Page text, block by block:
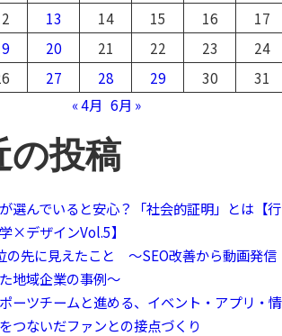
13 14 15 16
17
20 21 22 23
24
27 28 29 30
31
« 4月 6月 »
の投稿
選んでいると安心？「社会的証明」とは【行
×デザインVol.5】
の先に見えたこと 〜SEO改善から動画発信
地域企業の事例〜
ーツチームと進める、イベント・アプリ・情
つないだファンとの接点づくり